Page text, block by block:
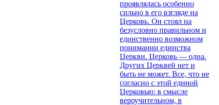
проявлялась особенно
сильно в его взгляде на
Церковь. Он стоял на
безусловно правильном и
единственно возможном
понимании единства
Церкви. Церковь — одна.
Других Церквей нет и
быть не может. Все, что не
согласно с этой единой
Церковью: в смысле
вероучительном, в